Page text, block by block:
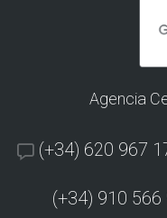
Agencia
(+34) 620 967
(+34) 910 566